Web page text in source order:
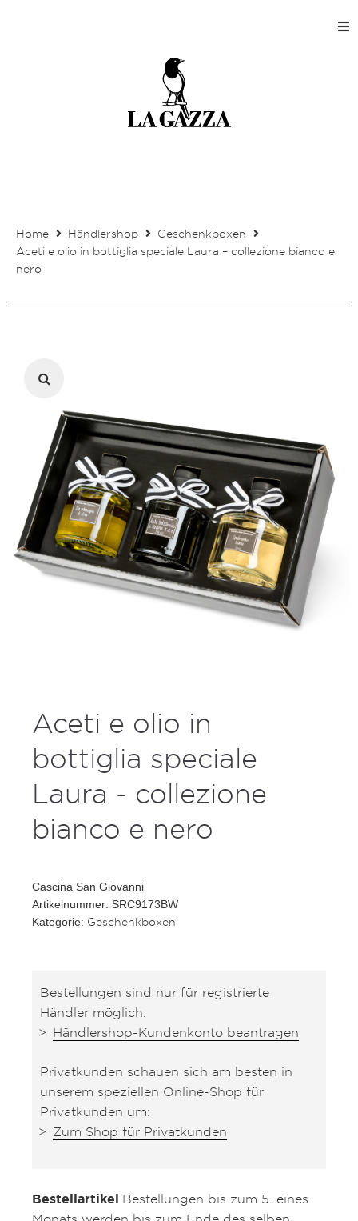
Home
Shops
Kontakt
Home Händlershop
Geschenkboxen
Aceti e olio in bottiglia speciale Laura – collezione bianco e
nero
Aceti e olio in
bottiglia speciale
Laura - collezione
bianco e nero
Cascina San Giovanni
Artikelnummer: SRC9173BW
Kategorie: Geschenkboxen
Bestellungen sind nur für registrierte
Händler möglich.
Händlershop-Kundenkonto beantragen
Privatkunden schauen sich am besten in
unserem speziellen Online-Shop für
Privatkunden um:
Zum Shop für Privatkunden
Bestellartikel Bestellungen bis zum 5. eines